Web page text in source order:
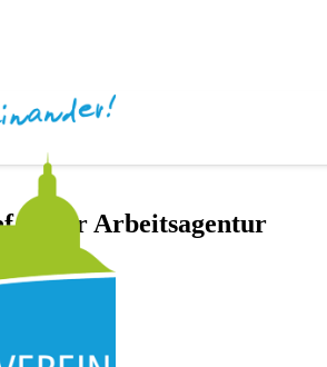
in der Arbeitsagentur